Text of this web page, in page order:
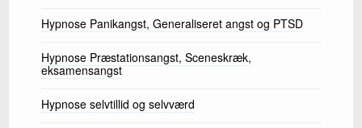
Hypnose Panikangst, Generaliseret angst og PTSD
Hypnose Præstationsangst, Sceneskræk,
eksamensangst
Hypnose selvtillid og selvværd